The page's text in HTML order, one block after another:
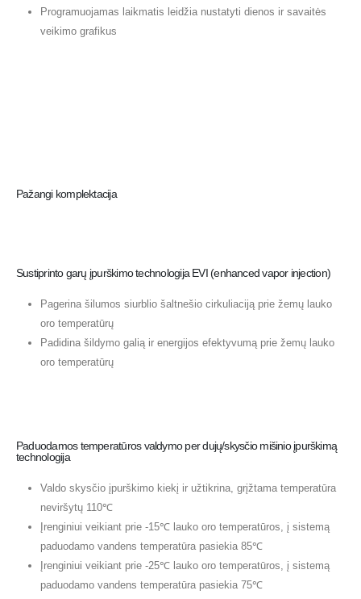
Programuojamas laikmatis leidžia nustatyti dienos ir savaitės
veikimo grafikus
Pažangi komplektacija
Sustiprinto garų įpurškimo technologija EVI (enhanced vapor injection)
Pagerina šilumos siurblio šaltnešio cirkuliaciją prie žemų lauko
oro temperatūrų
Padidina šildymo galią ir energijos efektyvumą prie žemų lauko
oro temperatūrų
Paduodamos temperatūros valdymo per dujų/skysčio mišinio įpurškimą
technologija
Valdo skysčio įpurškimo kiekį ir užtikrina, grįžtama temperatūra
neviršytų 110℃
Įrenginiui veikiant prie -15℃ lauko oro temperatūros, į sistemą
paduodamo vandens temperatūra pasiekia 85℃
Įrenginiui veikiant prie -25℃ lauko oro temperatūros, į sistemą
paduodamo vandens temperatūra pasiekia 75℃